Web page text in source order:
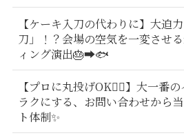
【ケーキ入刀の代わりに】大迫
刀」！？会場の空気を一変させ
ィング演出🎂➡️🐟
【プロに丸投げOK🙆‍♂️】大一番
ラクにする、お問い合わせから
ト体制✨